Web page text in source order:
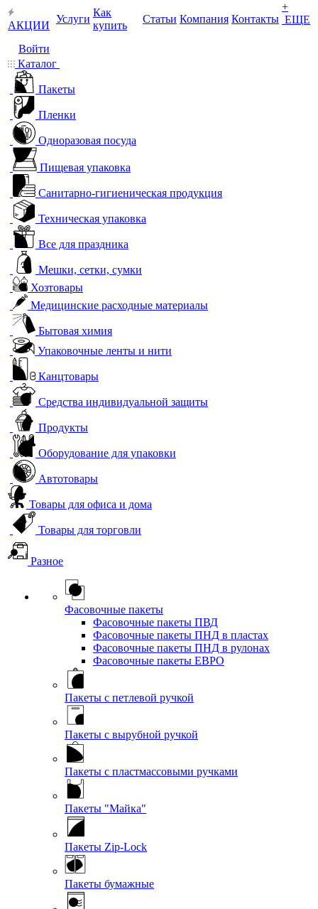
АКЦИИ
Услуги
Как
купить
Статьи Компания Контакты
+
ЕЩЕ
Войти
Каталог
Пакеты
Пленки
Одноразовая посуда
Пищевая упаковка
Санитарно-гигиеническая продукция
Техническая упаковка
Все для праздника
Мешки, сетки, сумки
Хозтовары
Медицинские расходные материалы
Бытовая химия
Упаковочные ленты и нити
Канцтовары
Средства индивидуальной защиты
Продукты
Оборудование для упаковки
Автотовары
Товары для офиса и дома
Товары для торговли
Разное
Фасовочные пакеты
Фасовочные пакеты ПВД
Фасовочные пакеты ПНД в пластах
Фасовочные пакеты ПНД в рулонах
Фасовочные пакеты ЕВРО
Пакеты с петлевой ручкой
Пакеты с вырубной ручкой
Пакеты с пластмассовыми ручками
Пакеты "Майка"
Пакеты Zip-Lock
Пакеты бумажные